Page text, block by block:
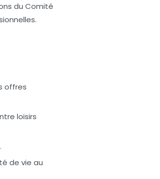
du Comité
offres
loisirs
de vie au